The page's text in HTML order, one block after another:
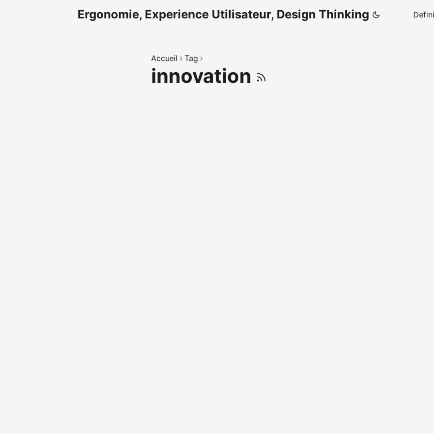
Ergonomie, Experience Utilisateur, Design Thinking
Accueil Tag
innovation